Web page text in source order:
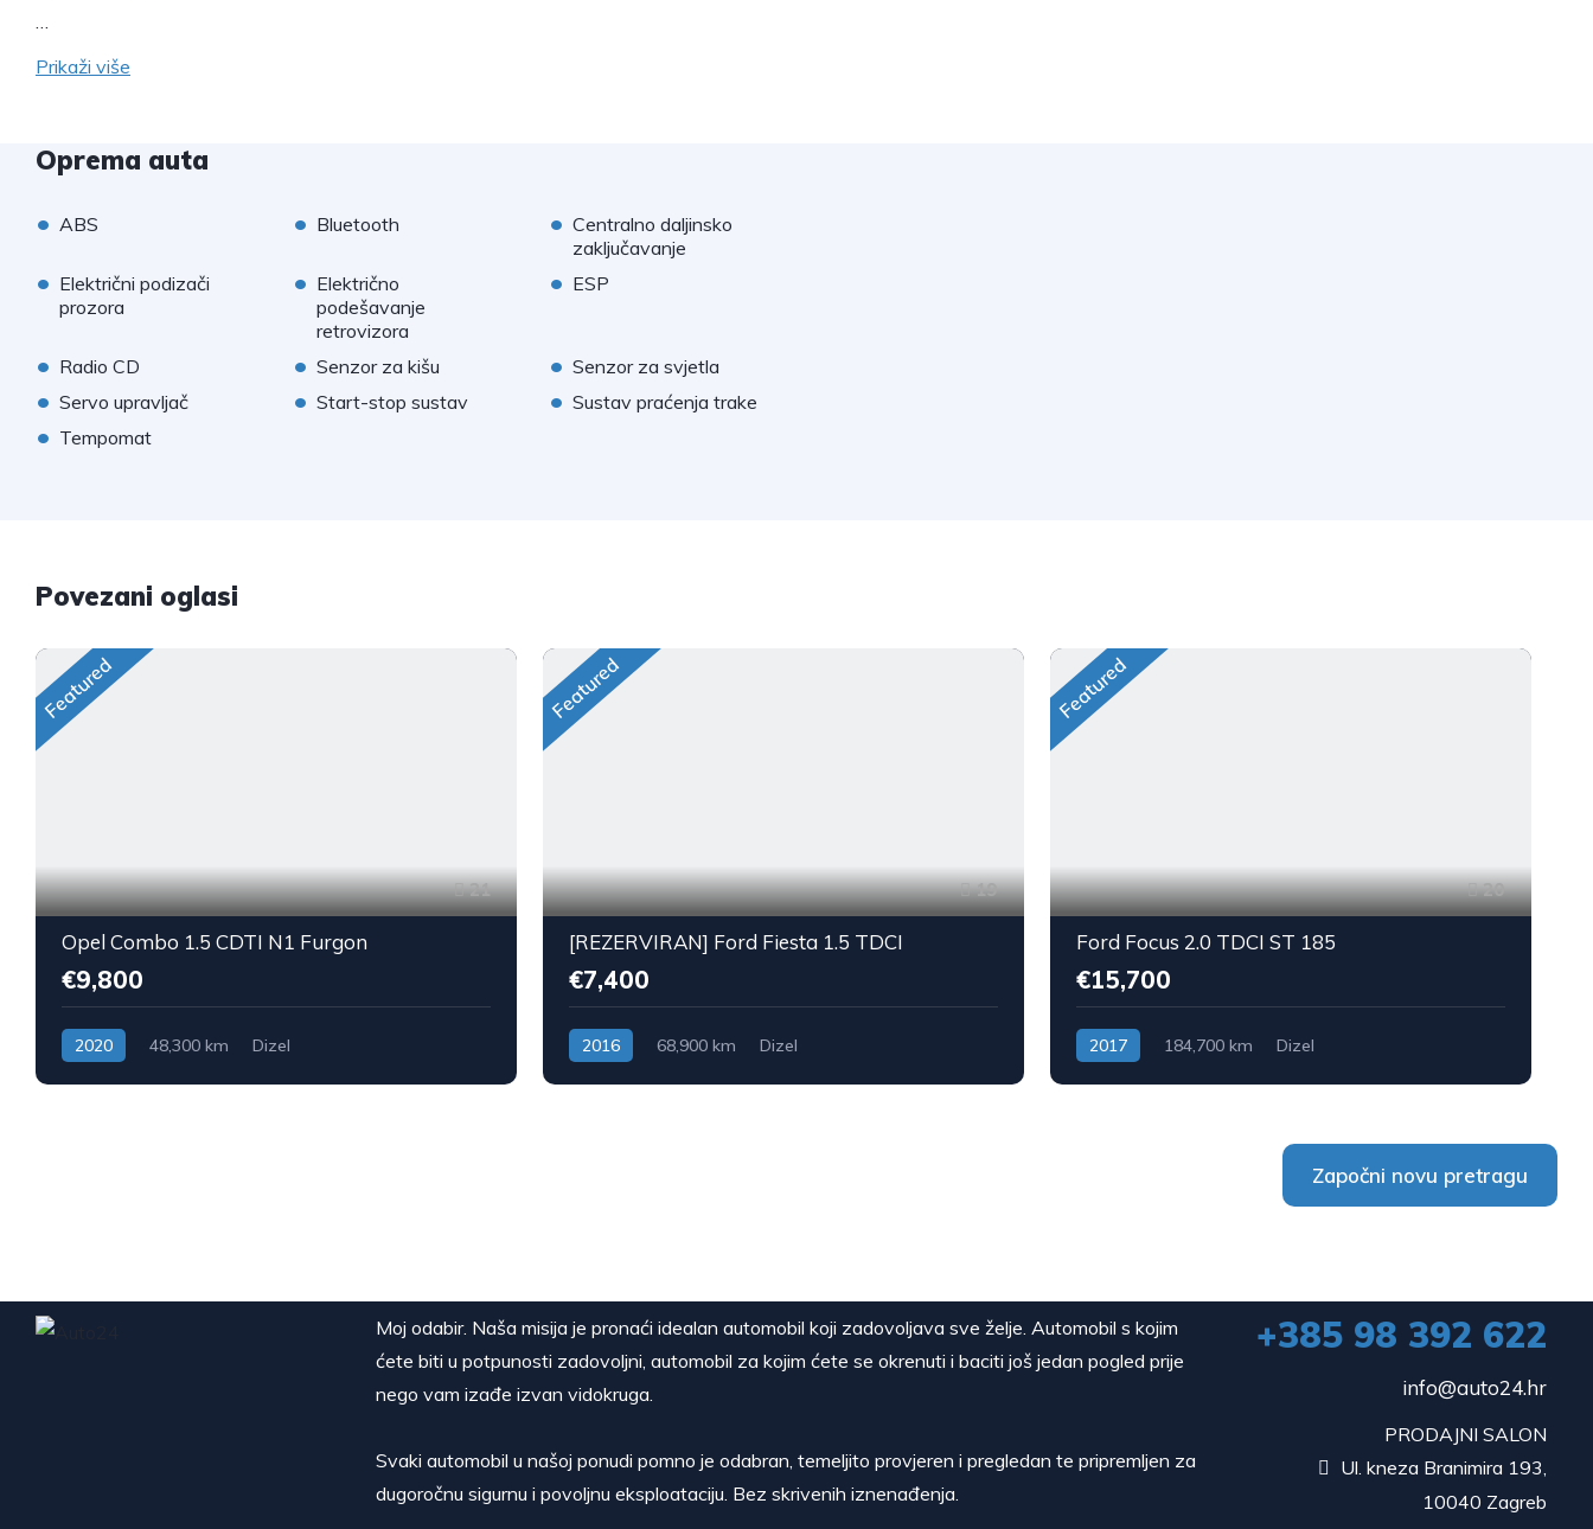
…
Prikaži više
Oprema auta
• ABS • Bluetooth • Centralno daljinsko
zaključavanje
• Električni podizači
prozora
• Električno
podešavanje
retrovizora
• ESP
• Radio CD • Senzor za kišu • Senzor za svjetla
• Servo upravljač • Start-stop sustav • Sustav praćenja trake
• Tempomat
Povezani oglasi
Featured
21
Opel Combo 1.5 CDTI N1 Furgon
€9,800
2020 48,300 km Dizel
Featured
19
[REZERVIRAN] Ford Fiesta 1.5 TDCI
€7,400
2016 68,900 km Dizel
Featured
20
Ford Focus 2.0 TDCI ST 185
€15,700
2017 184,700 km Dizel
Započni novu pretragu
Moj odabir. Naša misija je pronaći idealan automobil koji zadovoljava sve želje. Automobil s kojim
ćete biti u potpunosti zadovoljni, automobil za kojim ćete se okrenuti i baciti još jedan pogled prije
nego vam izađe izvan vidokruga.
Svaki automobil u našoj ponudi pomno je odabran, temeljito provjeren i pregledan te pripremljen za
dugoročnu sigurnu i povoljnu eksploataciju. Bez skrivenih iznenađenja.
+385 98 392 622
info@auto24.hr
PRODAJNI SALON
Ul. kneza Branimira 193,
10040 Zagreb